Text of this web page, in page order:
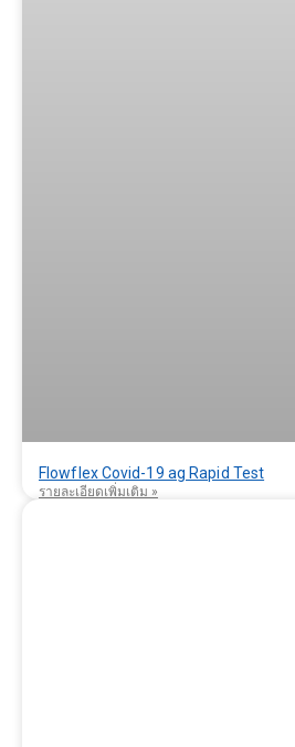
Flowflex Covid-19 ag Rapid Test
รายละเอียดเพิ่มเติม »